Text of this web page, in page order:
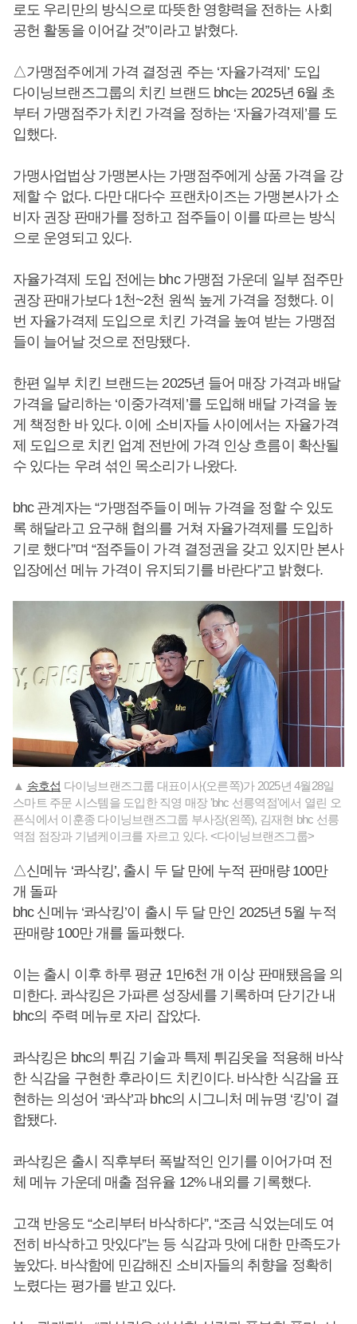
로도 우리만의 방식으로 따뜻한 영향력을 전하는 사회
공헌 활동을 이어갈 것”이라고 밝혔다.
△가맹점주에게 가격 결정권 주는 ‘자율가격제’ 도입
다이닝브랜즈그룹의 치킨 브랜드 bhc는 2025년 6월 초
부터 가맹점주가 치킨 가격을 정하는 ‘자율가격제’를 도
입했다.
가맹사업법상 가맹본사는 가맹점주에게 상품 가격을 강
제할 수 없다. 다만 대다수 프랜차이즈는 가맹본사가 소
비자 권장 판매가를 정하고 점주들이 이를 따르는 방식
으로 운영되고 있다.
자율가격제 도입 전에는 bhc 가맹점 가운데 일부 점주만
권장 판매가보다 1천~2천 원씩 높게 가격을 정했다. 이
번 자율가격제 도입으로 치킨 가격을 높여 받는 가맹점
들이 늘어날 것으로 전망됐다.
한편 일부 치킨 브랜드는 2025년 들어 매장 가격과 배달
가격을 달리하는 ‘이중가격제’를 도입해 배달 가격을 높
게 책정한 바 있다. 이에 소비자들 사이에서는 자율가격
제 도입으로 치킨 업계 전반에 가격 인상 흐름이 확산될
수 있다는 우려 섞인 목소리가 나왔다.
bhc 관계자는 “가맹점주들이 메뉴 가격을 정할 수 있도
록 해달라고 요구해 협의를 거쳐 자율가격제를 도입하
기로 했다”며 “점주들이 가격 결정권을 갖고 있지만 본사
입장에선 메뉴 가격이 유지되기를 바란다”고 밝혔다.
▲ 송호섭 다이닝브랜즈그룹 대표이사(오른쪽)가 2025년 4월28일
스마트 주문 시스템을 도입한 직영 매장 'bhc 선릉역점'에서 열린 오
픈식에서 이훈종 다이닝브랜즈그룹 부사장(왼쪽), 김재현 bhc 선릉
역점 점장과 기념케이크를 자르고 있다. <다이닝브랜즈그룹>
△신메뉴 ‘콰삭킹’, 출시 두 달 만에 누적 판매량 100만
개 돌파
bhc 신메뉴 ‘콰삭킹’이 출시 두 달 만인 2025년 5월 누적
판매량 100만 개를 돌파했다.
이는 출시 이후 하루 평균 1만6천 개 이상 판매됐음을 의
미한다. 콰삭킹은 가파른 성장세를 기록하며 단기간 내
bhc의 주력 메뉴로 자리 잡았다.
콰삭킹은 bhc의 튀김 기술과 특제 튀김옷을 적용해 바삭
한 식감을 구현한 후라이드 치킨이다. 바삭한 식감을 표
현하는 의성어 ‘콰삭’과 bhc의 시그니처 메뉴명 ‘킹’이 결
합됐다.
콰삭킹은 출시 직후부터 폭발적인 인기를 이어가며 전
체 메뉴 가운데 매출 점유율 12% 내외를 기록했다.
고객 반응도 “소리부터 바삭하다”, “조금 식었는데도 여
전히 바삭하고 맛있다”는 등 식감과 맛에 대한 만족도가
높았다. 바삭함에 민감해진 소비자들의 취향을 정확히
노렸다는 평가를 받고 있다.